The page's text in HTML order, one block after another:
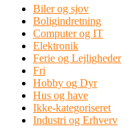
Biler og sjov
Boligindretning
Computer og IT
Elektronik
Ferie og Lejligheder
Fri
Hobby og Dyr
Hus og have
Ikke-kategoriseret
Industri og Erhverv